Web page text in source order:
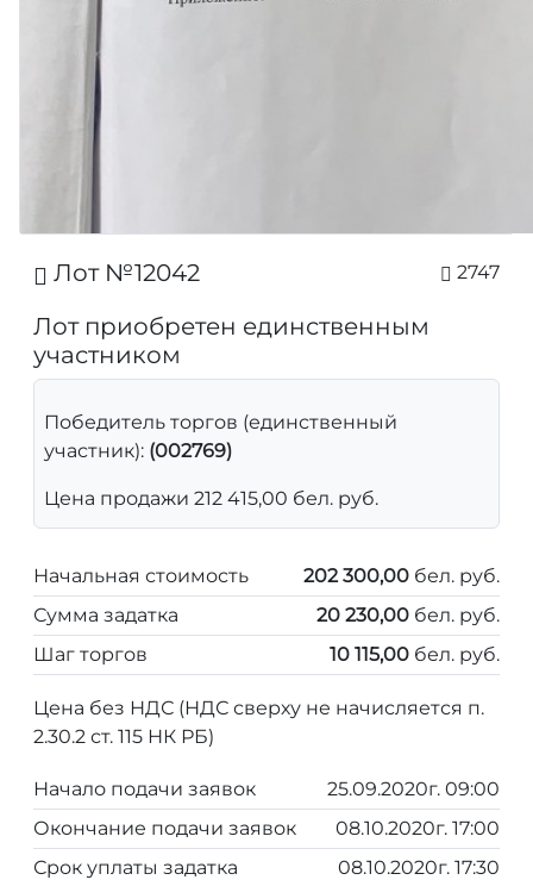
Лот №12042 2747
Лот приобретен единственным
участником
Победитель торгов (единственный
участник): (002769)
Цена продажи 212 415,00 бел. руб.
Начальная стоимость 202 300,00 бел. руб.
Сумма задатка
20 230,00 бел. руб.
Шаг торгов
10 115,00 бел. руб.
Цена без НДС (НДС сверху не начисляется п.
2.30.2 ст. 115 НК РБ)
Начало подачи заявок
25.09.2020г. 09:00
Окончание подачи заявок
08.10.2020г. 17:00
Срок уплаты задатка
08.10.2020г. 17:30